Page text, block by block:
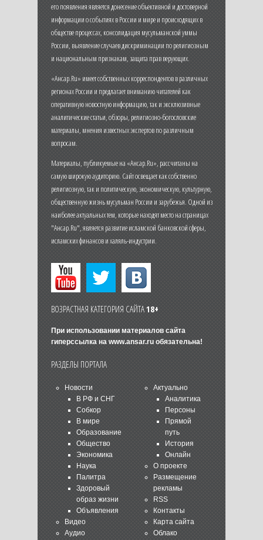
его появления является донесение объективной и достоверной
информации о событиях в России и мире и происходящих в
обществе процессах, консолидация мусульманской уммы
России, выявление случаев дискриминации по религиозным
и национальным признакам, защита прав верующих.
«Ансар.Ru» имеет собственных корреспондентов в различных
регионах России и предлагает вниманию читателей как
оперативную новостную информацию, так и эксклюзивные
аналитические статьи, обзоры, религиозно-богословские
материалы, мнения известных экспертов по различным
вопросам.
Материалы, публикуемые на «Ансар.Ru», рассчитаны на
самую широкую аудиторию. Сайт освещает как собственно
религиозную, так и политическую, экономическую, культурную,
общественную жизнь мусульман России и зарубежья. Одной из
наиболее актуальных тем, которые находят место на страницах
"Ансар.Ru", является развитие исламской банковской сферы,
исламских финансов и халяль-индустрии.
ВОЗРАСТНАЯ КАТЕГОРИЯ САЙТА18+
При использовании материалов сайта
гиперссылка на www.ansar.ruобязательна!
РАЗДЕЛЫ ПОРТАЛА
Новости
В РФ и СНГ
Собкор
В мире
Образование
Общество
Экономика
Наука
Палитра
Здоровый
образ жизни
Объявления
Видео
Аудио
Актуально
Аналитика
Персоны
Прямой
путь
История
Онлайн
О проекте
Размещение
рекламы
RSS
Контакты
Карта сайта
Облако